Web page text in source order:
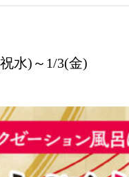
水)～1/3(金)